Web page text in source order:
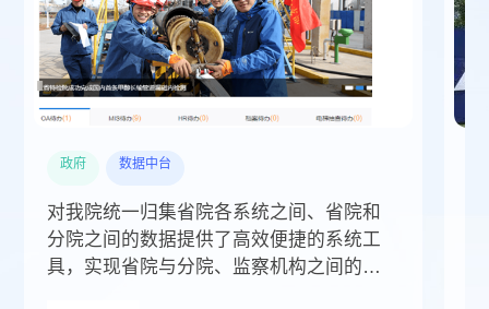
政府 数据中台
对我院统一归集省院各系统之间、省院和
分院之间的数据提供了高效便捷的系统工
具，实现省院与分院、监察机构之间的基